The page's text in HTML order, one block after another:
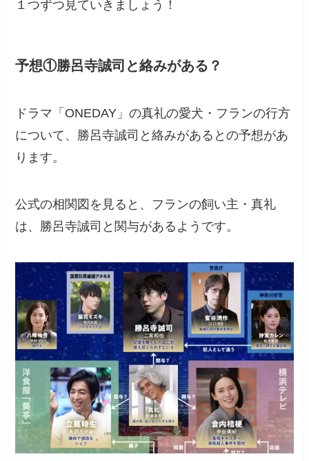
１つずつ見ていきましょう！
予想①勝呂寺誠司と絡みがある？
ドラマ「ONEDAY」の真礼の愛犬・フランの行方
について、勝呂寺誠司と絡みがあるとの予想があ
ります。
公式の相関図を見ると、フランの飼い主・真礼
は、勝呂寺誠司と関与があるようです。